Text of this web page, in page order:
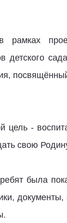
рамках
детского
цель -
свою
была